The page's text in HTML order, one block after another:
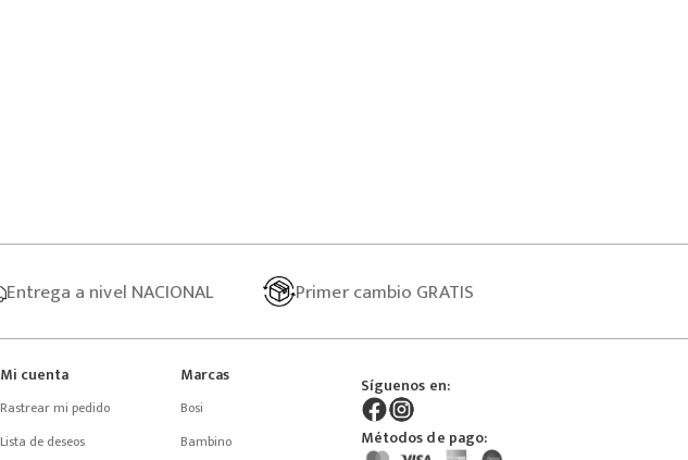
Entrega a nivel NACIONAL Primercambio GRATIS
Mi cuenta
Rastrear mi pedido
Lista de deseos
Marcas
Bosi
Bambino
Síguenos en:
Métodos de pago: